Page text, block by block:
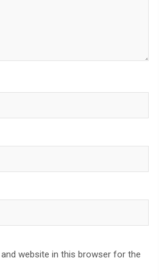
website in this browser for the